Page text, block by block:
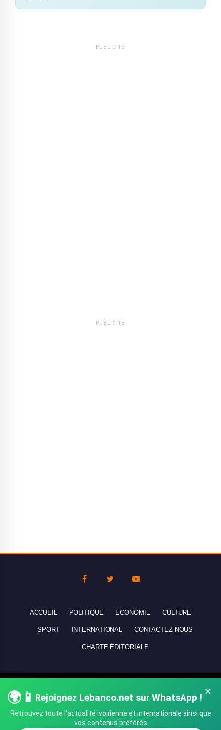
PUBLICITÉ
PUBLICITÉ
×
🌍📱 Rejoignez Lebanco.net sur WhatsApp !
Retrouvez toute l'actualité ivoirienne et internationale ainsi que
vos contenus préférés
ACCUEIL POLITIQUE ECONOMIE CULTURE
SPORT INTERNATIONAL CONTACTEZ-NOUS
CHARTE ÉDITORIALE
réservés - All rights reserved.